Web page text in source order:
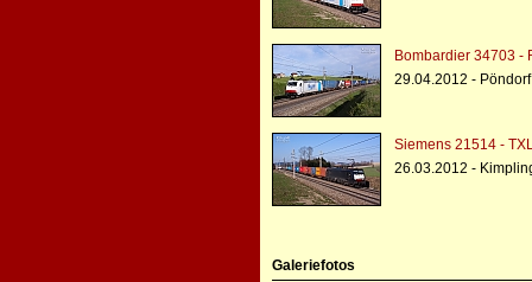
Bombardier 34703 -
29.04.2012 - Pöndorf
Siemens 21514 -
26.03.2012 -
Galeriefotos